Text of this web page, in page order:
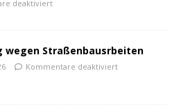
deaktiviert
wegen Straßenbausrbeiten
Kommentare deaktiviert